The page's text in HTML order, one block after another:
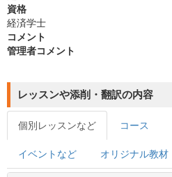
資格
経済学士
コメント
管理者コメント
レッスンや添削・翻訳の内容
個別レッスンなど コース
イベントなど オリジナル教材